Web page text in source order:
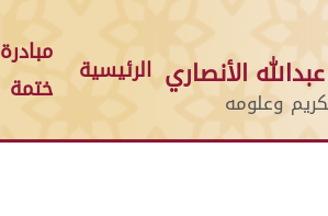
الأنصاري
وعلومه
الرئيسية
مبادرة
ختمة